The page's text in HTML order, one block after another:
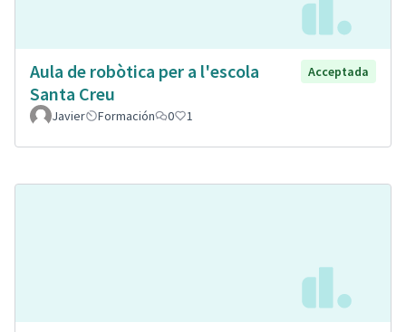
Aula de robòtica per a l'escola
Santa Creu
Acceptada
Javier Formación 0 1